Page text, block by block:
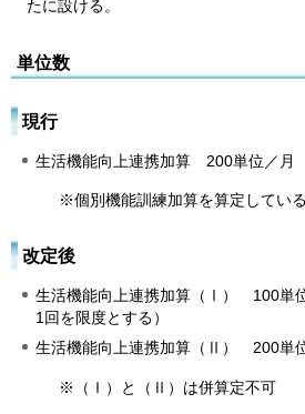
たに設ける。
単位数
現行
生活機能向上連携加算 200単位／月
※個別機能訓練加算を算定してい
改定後
生活機能向上連携加算（Ⅰ） 100単
1回を限度とする）
生活機能向上連携加算（Ⅱ） 200単
※（Ⅰ）と（Ⅱ）は併算定不可